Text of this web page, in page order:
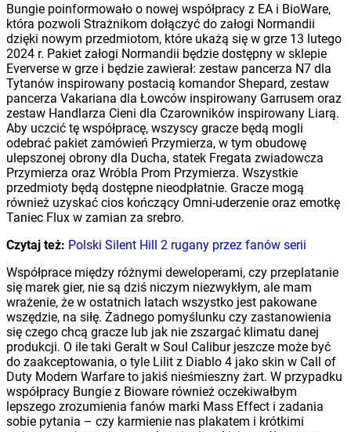
Bungie poinformowało o nowej współpracy z EA i BioWare,
która pozwoli Strażnikom dołączyć do załogi Normandii
dzięki nowym przedmiotom, które ukażą się w grze 13 lutego
2024 r. Pakiet załogi Normandii będzie dostępny w sklepie
Eververse w grze i będzie zawierał: zestaw pancerza N7 dla
Tytanów inspirowany postacią komandor Shepard, zestaw
pancerza Vakariana dla Łowców inspirowany Garrusem oraz
zestaw Handlarza Cieni dla Czarowników inspirowany Liarą.
Aby uczcić tę współpracę, wszyscy gracze będą mogli
odebrać pakiet zamówień Przymierza, w tym obudowę
ulepszonej obrony dla Ducha, statek Fregata zwiadowcza
Przymierza oraz Wróbla Prom Przymierza. Wszystkie
przedmioty będą dostępne nieodpłatnie. Gracze mogą
również uzyskać cios kończący Omni-uderzenie oraz emotkę
Taniec Flux w zamian za srebro.
Czytaj też: Polski Silent Hill 2 rugany przez fanów serii
Współprace między różnymi deweloperami, czy przeplatanie
się marek gier, nie są dziś niczym niezwykłym, ale mam
wrażenie, że w ostatnich latach wszystko jest pakowane
wszędzie, na siłę. Żadnego pomyślunku czy zastanowienia
się czego chcą gracze lub jak nie zszargać klimatu danej
produkcji. O ile taki Geralt w Soul Calibur jeszcze może być
do zaakceptowania, o tyle Lilit z Diablo 4 jako skin w Call of
Duty Modern Warfare to jakiś nieśmieszny żart. W przypadku
współpracy Bungie z Bioware również oczekiwałbym
lepszego zrozumienia fanów marki Mass Effect i zadania
sobie pytania – czy karmienie nas plakatem i krótkimi